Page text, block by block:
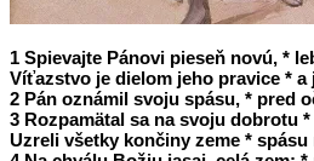
1 Spievajte Pánovi pieseň novú, *
Víťazstvo je dielom jeho pravice * a
2 Pán oznámil svoju spásu, * pred
3 Rozpamätal sa na svoju dobrotu
Uzreli všetky končiny zeme * spásu